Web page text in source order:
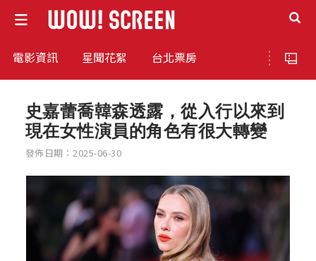
電影資訊 星聞花絮 台北票房
史嘉蕾喬韓森透露，從入行以來到
現在女性演員的角色有很大轉變
發佈日期：2025-06-30